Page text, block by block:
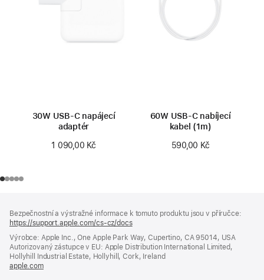
30W USB‑C napájecí
adaptér
1 090,00 Kč
60W USB‑C nabíjecí
kabel (1m)
590,00 Kč
Bezpečnostní a výstražné informace k tomuto produktu jsou v příručce:
https://support.apple.com/cs-cz/docs(otevře
v novém
okně)
Výrobce: Apple Inc., One Apple Park Way, Cupertino, CA 95014, USA
Autorizovaný zástupce v EU: Apple Distribution International Limited,
Hollyhill Industrial Estate, Hollyhill, Cork, Ireland
apple.com(otevře